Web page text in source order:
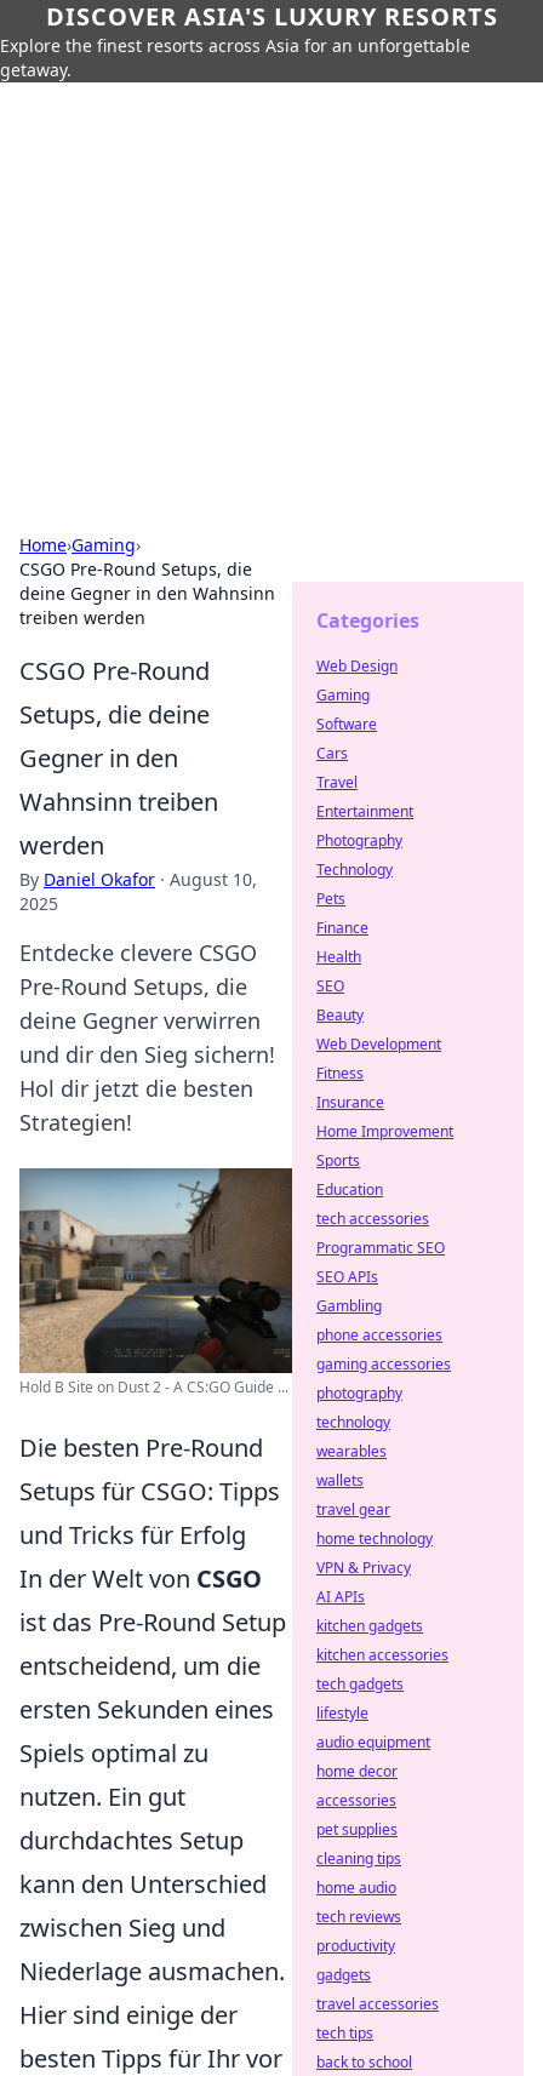
DISCOVER ASIA'S LUXURY RESORTS
Explore the finest resorts across Asia for an unforgettable
getaway.
Home›Gaming›
CSGO Pre-Round Setups, die
deine Gegner in den Wahnsinn
treiben werden
CSGO Pre-Round
Setups, die deine
Gegner in den
Wahnsinn treiben
werden
By Daniel Okafor · August 10,
2025
Entdecke clevere CSGO
Pre-Round Setups, die
deine Gegner verwirren
und dir den Sieg sichern!
Hol dir jetzt die besten
Strategien!
Hold B Site on Dust 2 - A CS:GO Guide ...
Die besten Pre-Round
Setups für CSGO: Tipps
und Tricks für Erfolg
In der Welt von CSGO
ist das Pre-Round Setup
entscheidend, um die
ersten Sekunden eines
Spiels optimal zu
nutzen. Ein gut
durchdachtes Setup
kann den Unterschied
zwischen Sieg und
Niederlage ausmachen.
Hier sind einige der
besten Tipps für Ihr vor
Categories
Web Design
Gaming
Software
Cars
Travel
Entertainment
Photography
Technology
Pets
Finance
Health
SEO
Beauty
Web Development
Fitness
Insurance
Home Improvement
Sports
Education
tech accessories
Programmatic SEO
SEO APIs
Gambling
phone accessories
gaming accessories
photography
technology
wearables
wallets
travel gear
home technology
VPN & Privacy
AI APIs
kitchen gadgets
kitchen accessories
tech gadgets
lifestyle
audio equipment
home decor
accessories
pet supplies
cleaning tips
home audio
tech reviews
productivity
gadgets
travel accessories
tech tips
back to school